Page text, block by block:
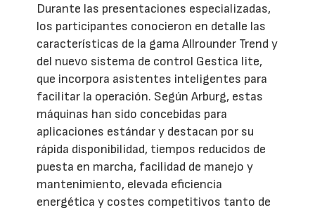
Durante las presentaciones especializadas,
los participantes conocieron en detalle las
características de la gama Allrounder Trend y
del nuevo sistema de control Gestica lite,
que incorpora asistentes inteligentes para
facilitar la operación. Según Arburg, estas
máquinas han sido concebidas para
aplicaciones estándar y destacan por su
rápida disponibilidad, tiempos reducidos de
puesta en marcha, facilidad de manejo y
mantenimiento, elevada eficiencia
energética y costes competitivos tanto de